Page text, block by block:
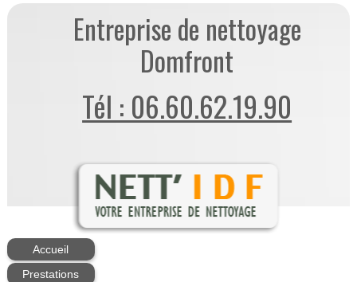
Entreprise de nettoyage
Domfront
Tél : 06.60.62.19.90
Accueil
Prestations